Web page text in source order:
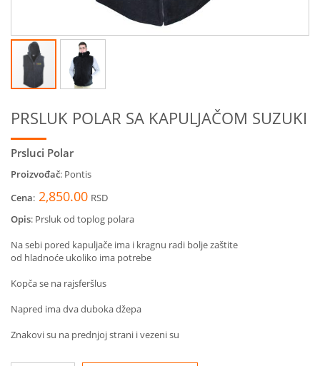
PRSLUK POLAR SA KAPULJAČOM SUZUKI
Prsluci Polar
Proizvođač: Pontis
Cena: 2,850.00 RSD
Opis: Prsluk od toplog polara
Na sebi pored kapuljače ima i kragnu radi bolje zaštite
od hladnoće ukoliko ima potrebe
Kopča se na rajsferšlus
Napred ima dva duboka džepa
Znakovi su na prednjoj strani i vezeni su